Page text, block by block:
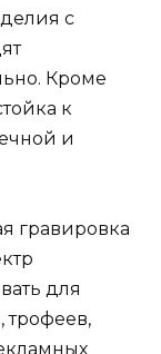
с
Кроме
к
и
гравировка
для
трофеев,